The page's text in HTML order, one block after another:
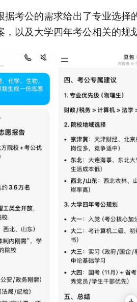
据考公的需求给出了专业选择
以及大学四年考公相关的规划